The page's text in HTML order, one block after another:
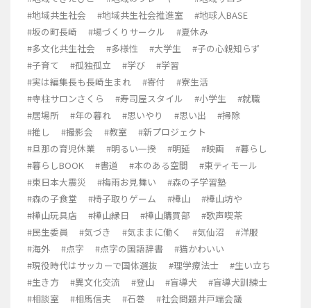
#地域共生社会
#地域共生社会推進室
#地球人BASE
#坂の町長崎
#場づくりサークル
#夏休み
#多文化共生社会
#多様性 #大学生
#子の心親知らず
#子育て
#孤独孤立 #学び
#学習
#実は編集長も長崎生まれ
#寄付
#寮生活
#寺柱サロンさくら
#寿司屋スタイル #小学生
#就職
#居場所
#年の暮れ #思いやり #思い出
#掃除
#推し
#撮影会 #教室
#新プロジェクト
#旦那の育児休業
#明るい一揆 #明延 #映画
#暮らし
#暮らしBOOK
#書道 #本のある空間
#東ティモール
#東日本大震災
#梅雨お見舞い
#森の子学習塾
#森の子食堂
#椅子取りゲーム #樺山
#樺山坊や
#樺山玩具店
#樺山縁日 #樺山購買部
#歌声喫茶
#民生委員
#気づき #気ままに働く #気仙沼
#洋服
#海外
#点字 #点字の国語辞書
#猫かわいい
#現役時代はサッカーで国体選抜
#理学療法士
#生い立ち
#生き方
#異文化交流 #登山 #盲導犬
#盲導犬訓練士
#相談室
#相馬信夫 #石巻
#社会問題井戸端会議